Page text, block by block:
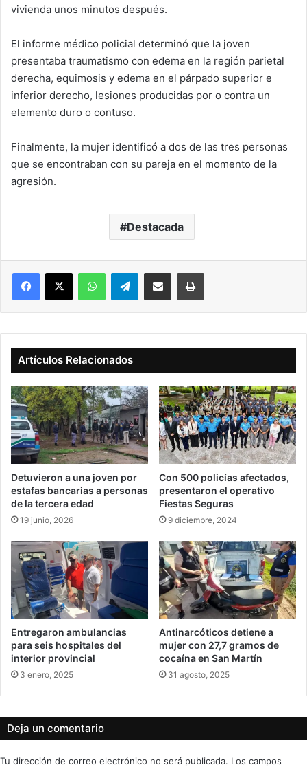
vivienda unos minutos después.
El informe médico policial determinó que la joven
presentaba traumatismo con edema en la región parietal
derecha, equimosis y edema en el párpado superior e
inferior derecho, lesiones producidas por o contra un
elemento duro o contuso.
Finalmente, la mujer identificó a dos de las tres personas
que se encontraban con su pareja en el momento de la
agresión.
Destacada
Facebook
X WhatsAppTelegramCompartir vía correo electrónicoImprimir
Artículos Relacionados
Detuvieron a una joven por
estafas bancarias a personas
de la tercera edad
19 junio, 2026
Con 500 policías afectados,
presentaron el operativo
Fiestas Seguras
9 diciembre, 2024
Entregaron ambulancias
para seis hospitales del
interior provincial
3 enero, 2025
Antinarcóticos detiene a
mujer con 27,7 gramos de
cocaína en San Martín
31 agosto, 2025
Deja un comentario
Tu dirección de correo electrónico no será publicada. Los campos